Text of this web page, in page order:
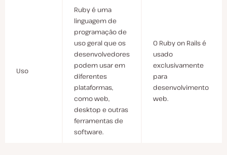
Uso
Ruby é uma
linguagem de
programação de
uso geral que os
desenvolvedores
podem usar em
diferentes
plataformas,
como web,
desktop e outras
ferramentas de
software.
O Ruby on Rails é
usado
exclusivamente
para
desenvolvimento
web.